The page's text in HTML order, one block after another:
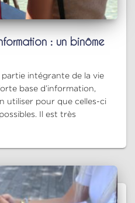
: un binôme
intégrante de la vie
base d’information,
utiliser pour que celles-ci
Il est très